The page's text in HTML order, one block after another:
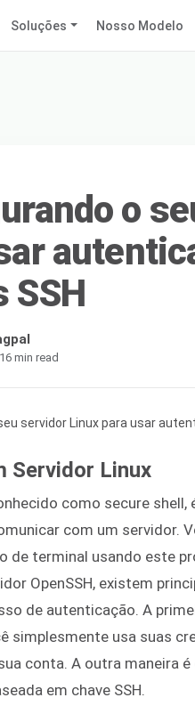
Soluções Nosso Modelo
o
SSH
min read
Servidor Linux
como secure
com um servidor.
de terminal usando este
OpenSSH, existem
de autenticação. A
simplesmente usa suas
conta. A outra maneira
em chave SSH.